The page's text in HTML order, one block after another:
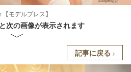
モデルプレス】
次の画像が表示されます
記事に戻る